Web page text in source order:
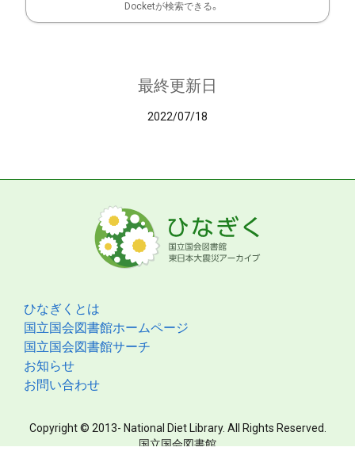
Docketが検索できる。
最終更新日
2022/07/18
ひなぎくとは
国立国会図書館ホームページ
国立国会図書館サーチ
お知らせ
お問い合わせ
Copyright © 2013- National Diet Library. All Rights Reserved.